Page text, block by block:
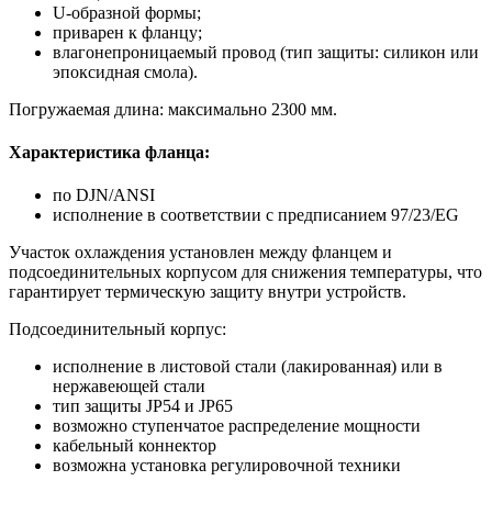
U-образной формы;
приварен к фланцу;
влагонепроницаемый провод (тип защиты: силикон или
эпоксидная смола).
Погружаемая длина: максимально 2300 мм.
Характеристика фланца:
по DJN/ANSI
исполнение в соответствии с предписанием 97/23/EG
Участок охлаждения установлен между фланцем и
подсоединительных корпусом для снижения температуры, что
гарантирует термическую защиту внутри устройств.
Подсоединительный корпус:
исполнение в листовой стали (лакированная) или в
нержавеющей стали
тип защиты JP54 и JP65
возможно ступенчатое распределение мощности
кабельный коннектор
возможна установка регулировочной техники